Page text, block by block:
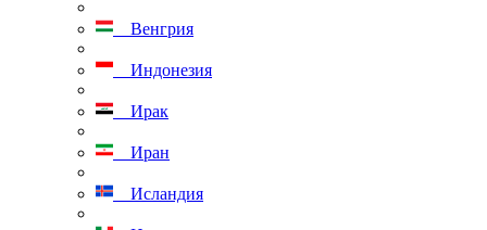
Венгрия
Индонезия
Ирак
Иран
Исландия